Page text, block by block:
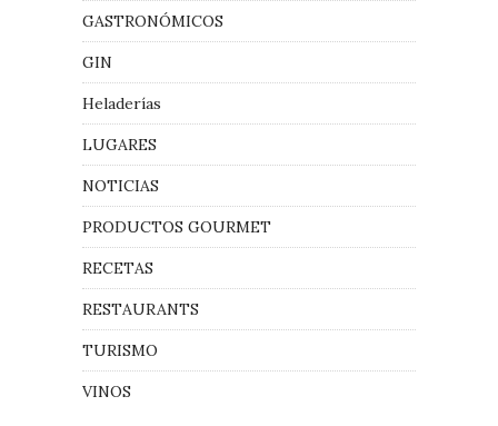
GASTRONÓMICOS
GIN
Heladerías
LUGARES
NOTICIAS
PRODUCTOS GOURMET
RECETAS
RESTAURANTS
TURISMO
VINOS